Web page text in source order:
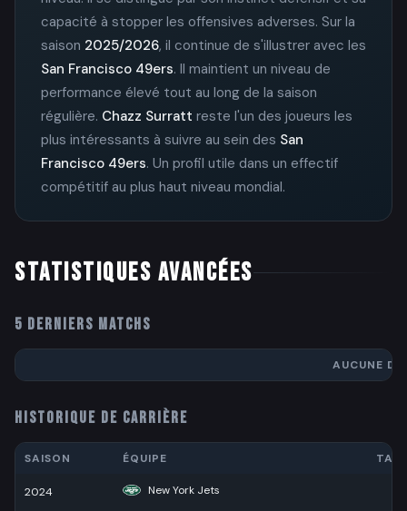
capacité à stopper les offensives adverses. Sur la
saison 2025/2026, il continue de s'illustrer avec les
San Francisco 49ers. Il maintient un niveau de
performance élevé tout au long de la saison
régulière. Chazz Surratt reste l'un des joueurs les
plus intéressants à suivre au sein des San
Francisco 49ers. Un profil utile dans un effectif
compétitif au plus haut niveau mondial.
STATISTIQUES AVANCÉES
5 DERNIERS MATCHS
AUCUNE
HISTORIQUE DE CARRIÈRE
SAISON ÉQUIPE
2024 New York Jets